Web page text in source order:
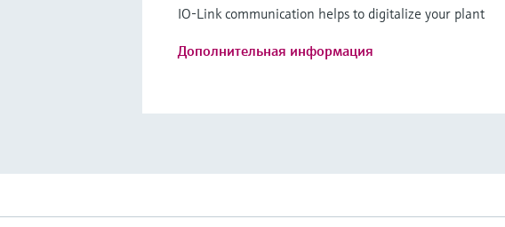
IO-Link communication helps to digitalize your plant
Дополнительная информация